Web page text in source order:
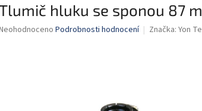
hluku se sponou 87
Podrobnosti hodnocení Značka: Yon